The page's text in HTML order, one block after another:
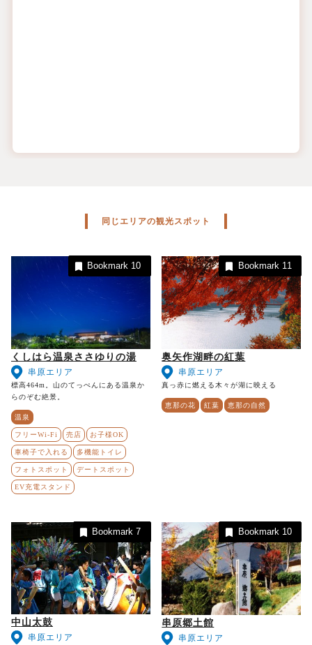
同じエリアの観光スポット
くしはら温泉ささゆりの湯
串原エリア
標高464m。山のてっぺんにある温泉か
らのぞむ絶景。
温泉
フリーWi-Fi 売店 お子様OK
車椅子で入れる 多機能トイレ
フォトスポット デートスポット
EV充電スタンド
Bookmark 10
奥矢作湖畔の紅葉
串原エリア
真っ赤に燃える木々が湖に映える
恵那の花 紅葉 恵那の自然
Bookmark 11
中山太鼓
串原エリア
Bookmark7
串原郷土館
串原エリア
Bookmark 10